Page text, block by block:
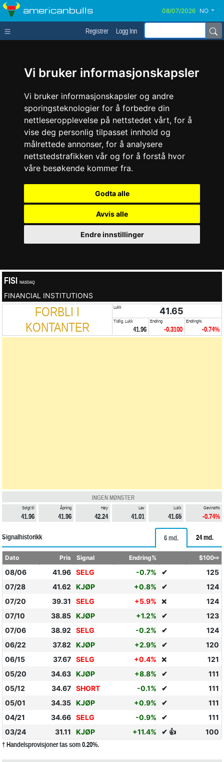
Vi bruker informasjonskapsler
Vi bruker informasjonskapsler og andre
sporingsteknologier for å forbedre din
nettleseropplevelse på nettstedet vårt, for å
vise deg personlig tilpasset innhold og
målrettede annonser, for å analysere
nettstedstrafikken vår og for å forstå hvor
våre besøkende kommer fra.
Godta alle
Avvis alle
Endre innstillinger
americanbulls NO
Registrer Logg Inn
FISI NASDAQ
FINANCIAL INSTITUTIONS
FORBLI I
KONTANTER
Lukk 41.65
Tidlig. Lukk
41.96
Endring
-0.3100
Endring%
-0.74%
INGEN MØNSTER
Solgt til
41.96
Åpning
41.96
Høy
42.24
Lav
41.01
Lukk
41.65
Gevinst%
-0.74%
Signalhistorikk 6 md. 24 md.
Dato Pris Signal Endring% $100⇨
08/06 41.96 SELG -0.7% ✔
125
07/28
41.62 KJØP +0.8% ✔
124
07/20
39.31 SELG +5.9% ❌
124
07/10
38.85 KJØP +1.2% ✔
123
07/06
38.92 SELG -0.2% ✔
124
06/22
37.82 KJØP +2.9% ✔
120
06/15
37.67 SELG +0.4% ❌
121
05/20
34.63 KJØP +8.8% ✔
111
05/12
34.67 SHORT -0.1% ✔
111
05/01
34.35 KJØP +0.9% ✔
111
04/21
34.66 SELG -0.9% ✔
111
03/24
31.11 KJØP +11.4% ✔ 👍 100
† Handelsprovisjoner tas som 0.20%.